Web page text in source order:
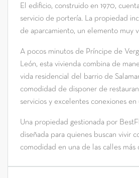
El edificio, construido en 1970,
servicio de portería. La propiedad
de aparcamiento, un elemento muy
A pocos minutos de Príncipe de
León, esta vivienda combina de
vida residencial del barrio de
comodidad de disponer de
servicios y excelentes conexiones
Una propiedad gestionada por
diseñada para quienes buscan vivir
comodidad en una de las calles más